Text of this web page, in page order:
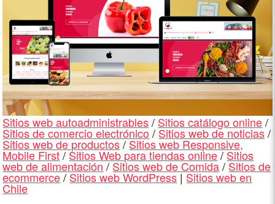
Sitios web autoadministrables/ Sitios catálogo online/
Sitios de comercio electrónico/Sitios web de noticias/
Sitios web de productos/Sitios web Responsive,
Mobile First/Sitios Web para tiendas online/Sitios
web de alimentación/Sitios web de Comida/Sitios de
ecommerce/Sitios web WordPress|Sitios web en
Chile